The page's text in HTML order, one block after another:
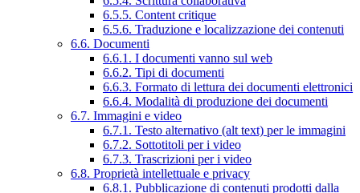
6.5.5. Content critique
6.5.6. Traduzione e localizzazione dei contenuti
6.6. Documenti
6.6.1. I documenti vanno sul web
6.6.2. Tipi di documenti
6.6.3. Formato di lettura dei documenti elettronici
6.6.4. Modalità di produzione dei documenti
6.7. Immagini e video
6.7.1. Testo alternativo (alt text) per le immagini
6.7.2. Sottotitoli per i video
6.7.3. Trascrizioni per i video
6.8. Proprietà intellettuale e privacy
6.8.1. Pubblicazione di contenuti prodotti dalla